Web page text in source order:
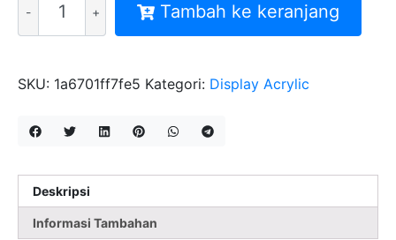
TEMPAT
PENYIMPANAN
SURAT
A5
Tambah ke keranjang
SKU: 1a6701ff7fe5 Kategori: Display Acrylic
Deskripsi
Informasi Tambahan